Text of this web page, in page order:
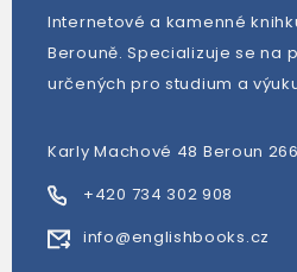
Internetové a kamenné
Berouně. Specializuje se na
určených pro studium a
Karly Machové 48 Beroun 266
+420 734 302 908
info@englishbooks.cz